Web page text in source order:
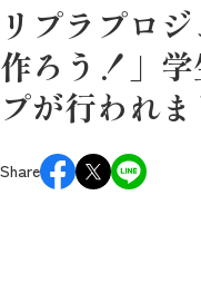
リプラプロ
作ろう！」
プが行われま
Share